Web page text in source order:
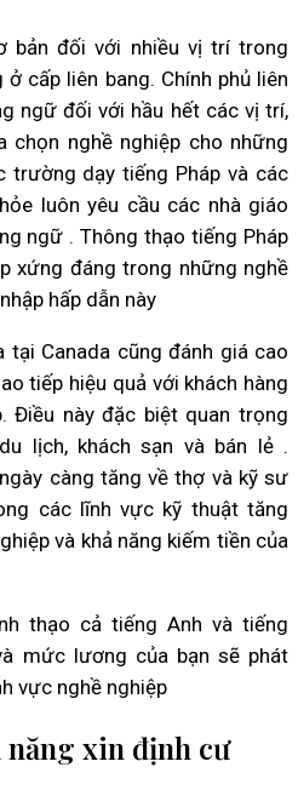
bản đối với nhiều vị trí trong
cấp liên bang. Chính phủ liên
ngữ đối với hầu hết các vị trí,
chọn nghề nghiệp cho những
trường dạy tiếng Pháp và các
luôn yêu cầu các nhà giáo
ngữ . Thông thạo tiếng Pháp
xứng đáng trong những nghề
hấp dẫn này
tại Canada cũng đánh giá cao
tiếp hiệu quả với khách hàng
Điều này đặc biệt quan trọng
lịch, khách sạn và bán lẻ .
càng tăng về thợ và kỹ sư
các lĩnh vực kỹ thuật tăng
và khả năng kiếm tiền của
thạo cả tiếng Anh và tiếng
mức lương của bạn sẽ phát
vực nghề nghiệp
năng xin định cư